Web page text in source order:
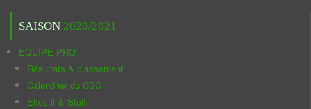
SAISON 2020/2021
ÉQUIPE PRO
Résultats & classement
Calendrier du CSC
Effectif & Staff